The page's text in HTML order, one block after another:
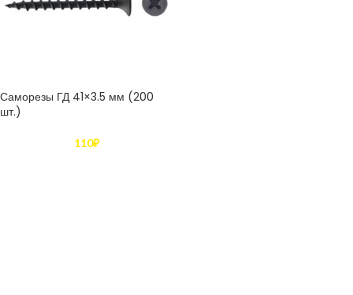
Саморезы ГД 41×3.5 мм (200
шт.)
110₽